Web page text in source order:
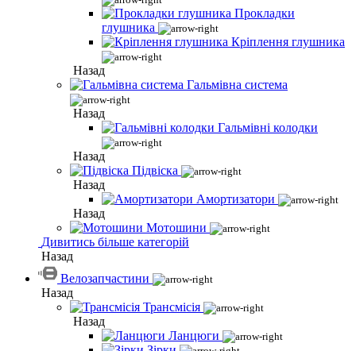
Прокладки
глушника
Кріплення глушника
Назад
Гальмівна система
Назад
Гальмівні колодки
Назад
Підвіска
Назад
Амортизатори
Назад
Мотошини
Дивитись більше категорій
Назад
Велозапчастини
Назад
Трансмісія
Назад
Ланцюги